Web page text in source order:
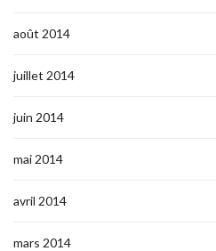
août 2014
juillet 2014
juin 2014
mai 2014
avril 2014
mars 2014